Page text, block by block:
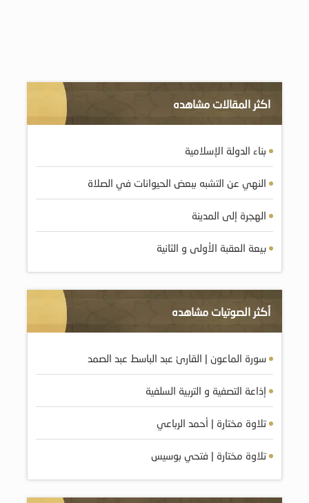
اكثر المقالات مشاهده
بناء الدولة الإسلامية
النهي عن التشبه ببعض الحيوانات في الصلاة
الهجرة إلى المدينة
بيعة العقبة الأولى و الثانية
أكثر الصوتيات مشاهده
سورة الماعون | القارئ عبد الباسط عبد الصمد
إذاعة التصفية و التربية السلفية
تلاوة مختارة | أحمد الرباعي
تلاوة مختارة | فتحي بوسيس